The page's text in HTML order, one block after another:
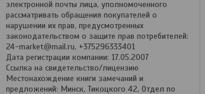
электронной почты лица, уполномоченного
рассматривать обращения покупателей о
нарушении их прав, предусмотренных
законодательством о защите прав потребителей:
24-market@mail.ru, +375296333401
Дата регистрации компании: 17.05.2007
Ссылка на свидетельство/лицензию
Местонахождение книги замечаний и
предложений: Минск, Тикоцкого 42, Отдел по